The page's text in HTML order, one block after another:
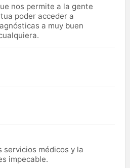
nos permite a la gente
poder acceder a
a muy buen
servicios médicos y la
impecable.